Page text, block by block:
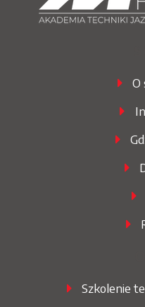
O
Szkolenie